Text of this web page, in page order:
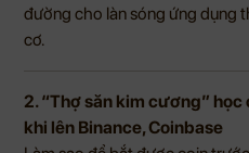
đường cho làn sóng ứng dụng
cơ.
2. “Thợ săn kim cương”
khi lên Binance, Coinbase